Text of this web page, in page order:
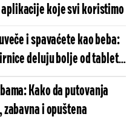
aplikacije koje svi koristimo
i spavaćete kao beba:
deluju bolje od tableta
Kako da putovanja
i opuštena